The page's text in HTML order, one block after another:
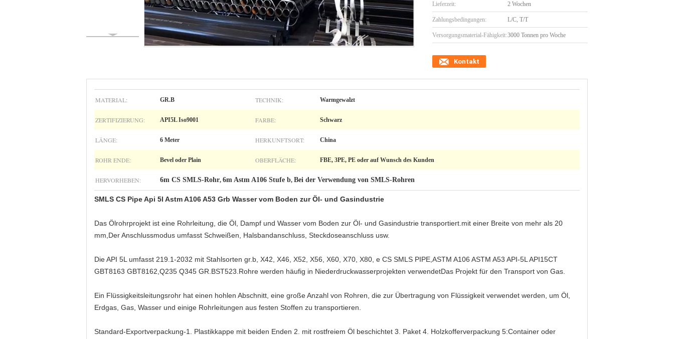
Lieferzeit: 2 Wochen
Zahlungsbedingungen: L/C, T/T
Versorgungsmaterial-Fähigkeit:3000 Tonnen pro Woche
Kontakt
MATERIAL: GR.B TECHNIK: Warmgewalzt
ZERTIFIZIERUNG: API5L Iso9001 FARBE: Schwarz
LÄNGE: 6 Meter HERKUNFTSORT: China
ROHR ENDE: Bevel oder Plain OBERFLÄCHE: FBE, 3PE, PE oder auf Wunsch des Kunden
HERVORHEBEN: 6m CS SMLS-Rohr, 6m Astm A106 Stufe b, Bei der Verwendung von SMLS-Rohren
SMLS CS Pipe Api 5l Astm A106 A53 Grb Wasser vom Boden zur Öl- und Gasindustrie
Das Ölrohrprojekt ist eine Rohrleitung, die Öl, Dampf und Wasser vom Boden zur Öl- und Gasindustrie transportiert.mit einer Breite von mehr als 20
mm,Der Anschlussmodus umfasst Schweißen, Halsbandanschluss, Steckdoseanschluss usw.
Die API 5L umfasst 219.1-2032 mit Stahlsorten gr.b, X42, X46, X52, X56, X60, X70, X80, e CS SMLS PIPE,ASTM A106 ASTM A53 API-5L API15CT
GBT8163 GBT8162,Q235 Q345 GR.BST523.Rohre werden häufig in Niederdruckwasserprojekten verwendetDas Projekt für den Transport von Gas.
Ein Flüssigkeitsleitungsrohr hat einen hohlen Abschnitt, eine große Anzahl von Rohren, die zur Übertragung von Flüssigkeit verwendet werden, um Öl,
Erdgas, Gas, Wasser und einige Rohrleitungen aus festen Stoffen zu transportieren.
Standard-Exportverpackung-1. Plastikkappe mit beiden Enden 2. mit rostfreiem Öl beschichtet 3. Paket 4. Holzkofferverpackung 5:Container oder